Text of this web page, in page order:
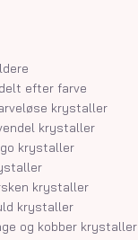
efter farve
krystaller
krystaller
krystaller
krystaller
krystaller
og kobber krystaller